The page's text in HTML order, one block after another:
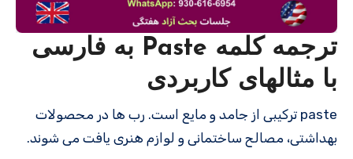
ترجمه کلمه Paste به فارسی
با مثالهای کاربردی
paste ترکیبی از جامد و مایع است. رب ها در محصولات
بهداشتی، مصالح ساختمانی و لوازم هنری یافت می شوند.